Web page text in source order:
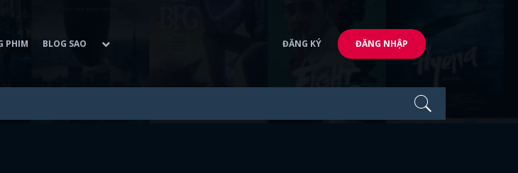
PHIM BLOG SAO ĐĂNG KÝ ĐĂNG NHẬP